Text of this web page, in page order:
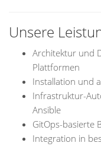
Unsere
Architektur und
Plattformen
Installation und
Infrastruktur-
Ansible
GitOps-basierte
Integration in